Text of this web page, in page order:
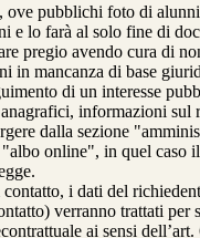
ove pubblichi foto di
e lo farà al solo fine di
pregio avendo cura di
in mancanza di base
di un interesse
informazioni sul
dalla sezione
online", in quel caso
i dati del
verranno trattati per
ai sensi